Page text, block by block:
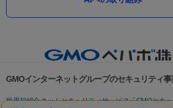
GMOインターネットグループのセキュリティ
世界初総合ネットセキュリティサービス「GMOセキュ